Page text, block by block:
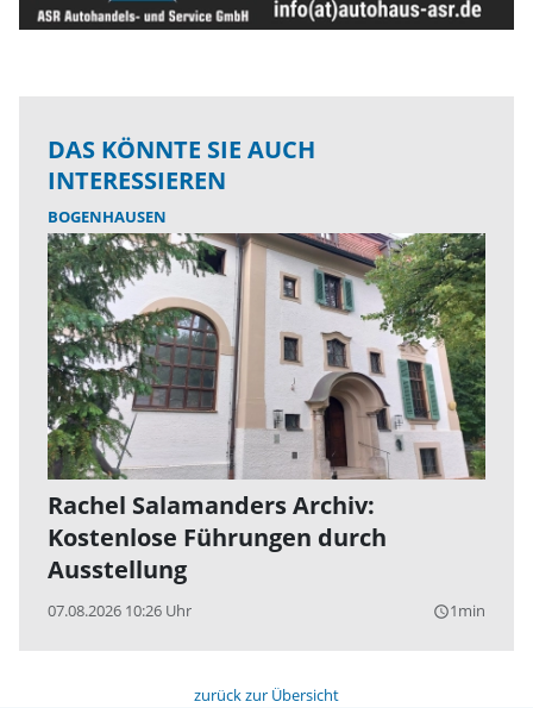
DAS KÖNNTE SIE AUCH
INTERESSIEREN
BOGENHAUSEN
Rachel Salamanders Archiv:
Kostenlose Führungen durch
Ausstellung
07.08.2026 10:26 Uhr query_builder1min
zurück zur Übersicht